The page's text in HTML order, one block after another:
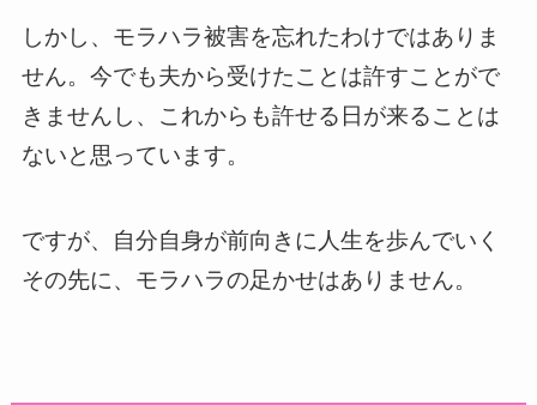
しかし、モラハラ被害を忘れたわけではありま
せん。今でも夫から受けたことは許すことがで
きませんし、これからも許せる日が来ることは
ないと思っています。
ですが、自分自身が前向きに人生を歩んでいく
その先に、モラハラの足かせはありません。